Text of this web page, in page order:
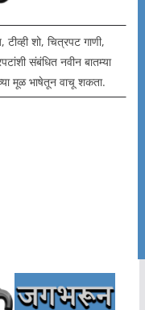
शो, चित्रपट गाणी,
संबंधित नवीन बातम्या
मूळ भाषेतून वाचू शकता.